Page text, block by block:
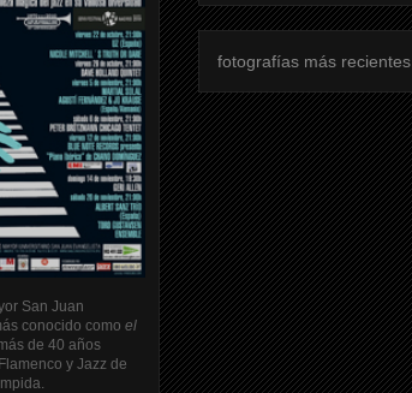
fotografías más recientes
San Juan
conocido como el
de 40 años
y Jazz de